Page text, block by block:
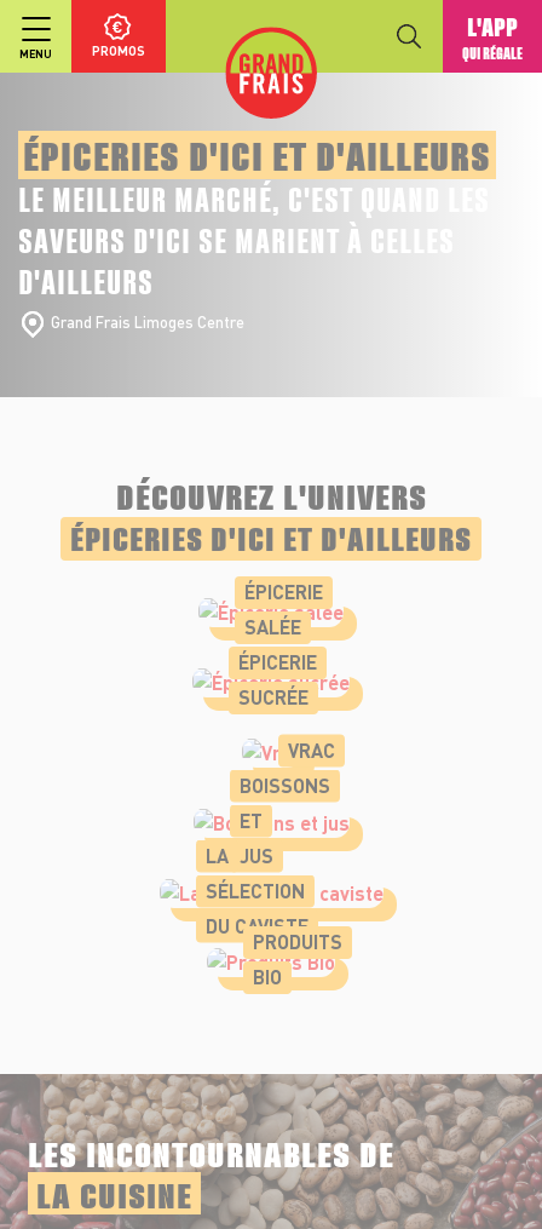
MENU PROMOS
L'APP
QUI RÉGALE
ÉPICERIES D'ICI ET D'AILLEURS
LE MEILLEUR MARCHÉ, C'EST QUAND LES
SAVEURS D'ICI SE MARIENT À CELLES
D'AILLEURS
Grand Frais Limoges Centre
DÉCOUVREZ L'UNIVERS
ÉPICERIES D'ICI ET D'AILLEURS
ÉPICERIE
SALÉE
ÉPICERIE
SUCRÉE
VRAC
BOISSONS
ET
JUS
LA
SÉLECTION
DU CAVISTE
PRODUITS
BIO
LES INCONTOURNABLES DE
LA CUISINE